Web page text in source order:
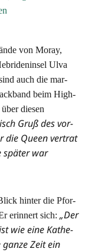
von Moray,
Ulva
auch die mar­
beim High­
die­sen
Gruß des vor­
die Queen ver­trat
spä­ter war
hin­ter die Pfor­
erin­nert sich: „Der
wie eine Kathe­
Zeit ein